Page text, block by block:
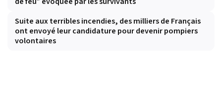
Suite aux terribles incendies, des milliers de Français
ont envoyé leur candidature pour devenir pompiers
volontaires